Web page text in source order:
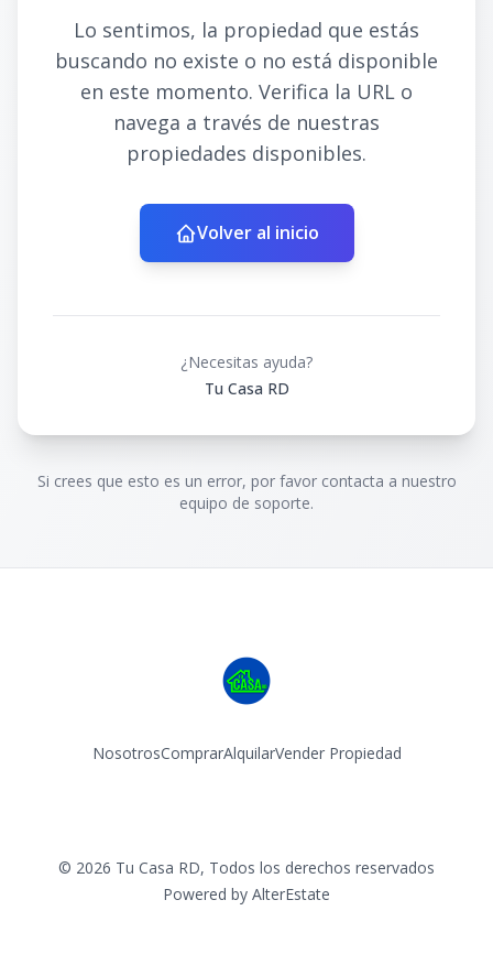
Lo sentimos, la propiedad que estás
buscando no existe o no está disponible
en este momento. Verifica la URL o
navega a través de nuestras
propiedades disponibles.
Volver al inicio
¿Necesitas ayuda?
Tu Casa RD
Si crees que esto es un error, por favor contacta a nuestro
equipo de soporte.
NosotrosComprarAlquilarVender Propiedad
© 2026 Tu Casa RD, Todos los derechos reservados
Powered by AlterEstate